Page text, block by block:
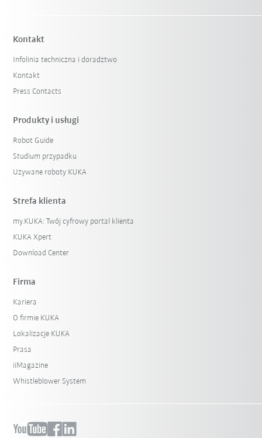
Kontakt
Infolinia techniczna i doradztwo
Kontakt
Press Contacts
Produkty i usługi
Robot Guide
Studium przypadku
Używane roboty KUKA
Strefa klienta
my.KUKA: Twój cyfrowy portal klienta
KUKA Xpert
Download Center
Firma
Kariera
O firmie KUKA
Lokalizacje KUKA
Prasa
iiMagazine
Whistleblower System